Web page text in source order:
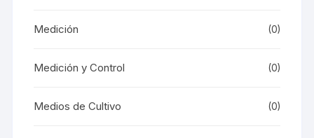
Medición (0)
Medición y Control (0)
Medios de Cultivo (0)